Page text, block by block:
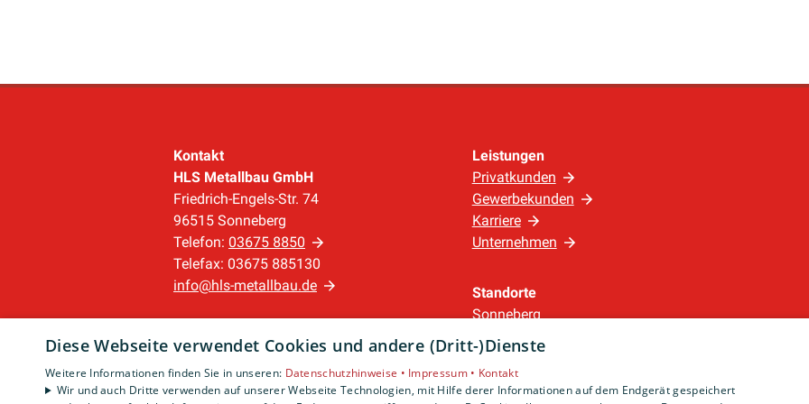
Kontakt
HLS Metallbau GmbH
Friedrich-Engels-Str. 74
96515 Sonneberg
Telefon: 03675 8850
Telefax: 03675 885130
info@hls-metallbau.de
Unternehmen
AGB
·Datenschutz
·
Impressum
·
Leistungen
Privatkunden
Gewerbekunden
Karriere
Unternehmen
Standorte
Sonneberg
Diese Webseite verwendet Cookies und andere (Dritt-)Dienste
Weitere Informationen finden Sie in unseren: Datenschutzhinweise • Impressum • Kontakt
Wir und auch Dritte verwenden auf unserer Webseite Technologien, mit Hilfe derer Informationen auf dem Endgerät gespeichert